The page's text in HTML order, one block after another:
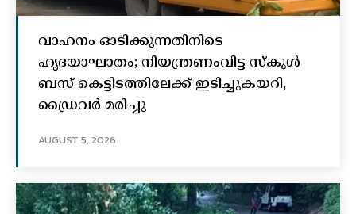
വാഹനം ഓടിക്കുന്നതിനിടെ
ഹൃദയാഘാതം; നിയന്ത്രണംവിട്ട സ്കൂൾ
ബസ് കെട്ടിടത്തിലേക്ക് ഇടിച്ചുകയറി,
ഡ്രൈവർ മരിച്ചു
AUGUST 5, 2026